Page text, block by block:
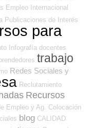
Empleo Internacional
Publicaciones de Interés
para
Infografía docentes
trabajo
Redes Sociales y
Reclutamiento
Recursos
Empleo y Ag. Colocación
blog CALIDAD